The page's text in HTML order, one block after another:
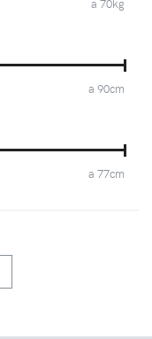
a 70kg
a 90cm
a 77cm